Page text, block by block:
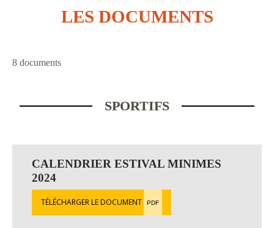
LES DOCUMENTS
8 documents
SPORTIFS
CALENDRIER ESTIVAL MINIMES
2024
TÉLÉCHARGER LE DOCUMENT PDF